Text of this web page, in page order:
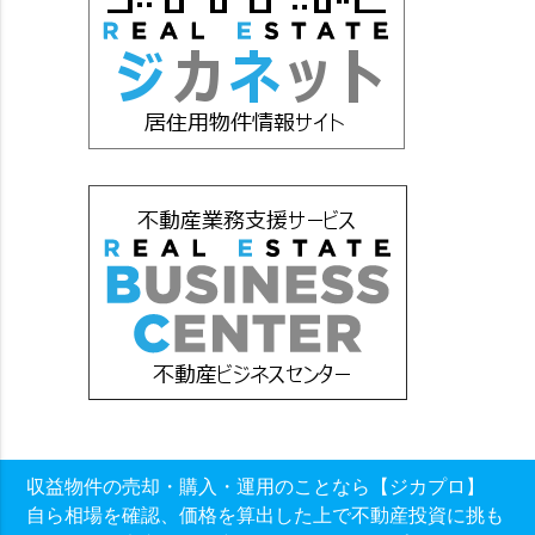
収益物件の売却・購入・運用のことなら【ジカプロ】
自ら相場を確認、価格を算出した上で不動産投資に挑も